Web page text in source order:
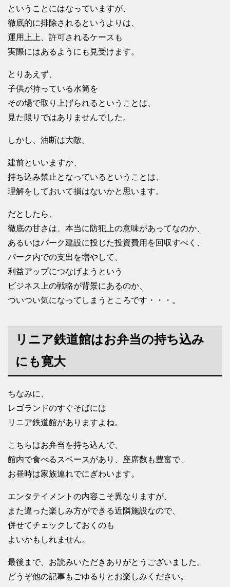
ということにはなっていますが、
徹底的に排除されるというよりは、
運用上上、許可されるケースも
実際にはあるようにも見受けます。
とりあえず、
子供が持っている水筒を
その場で取り上げられるということは、
見た限りではありませんでした。
しかし、油断は大敵。
建前といいますか、
持ち込み禁止となっているということは、
理解をしておいて損はないかと思います。
だとしたら、
徹底の甘さは、本当に防犯上の意味があってなのか、
あるいはパーク建設に投じた投資費用を回収すべく、
パーク内での支出を増やして、
利益アップにつなげようという
ビジネス上の戦略が背景にあるのか、
ついつい気になってしまうところです・・・。
リニア鉄道館はお弁当の持ち込み
にも寛大
ちなみに、
レゴランドのすぐそばには
リニア鉄道館がありますよね。
こちらはお弁当を持ち込んで、
館内で食べるスペースがあり、座席数も豊富で、
お昼時は家族連れでにぎわいます。
エンタテイメントの内容こそ異なりますが、
また違った楽しみ方ができる近隣施設なので、
併せてチェックしておくのも
よいかもしれません。
最後まで、お読みいただきありがとうございました。
どうぞ他の記事もごゆるりとお楽しみください。